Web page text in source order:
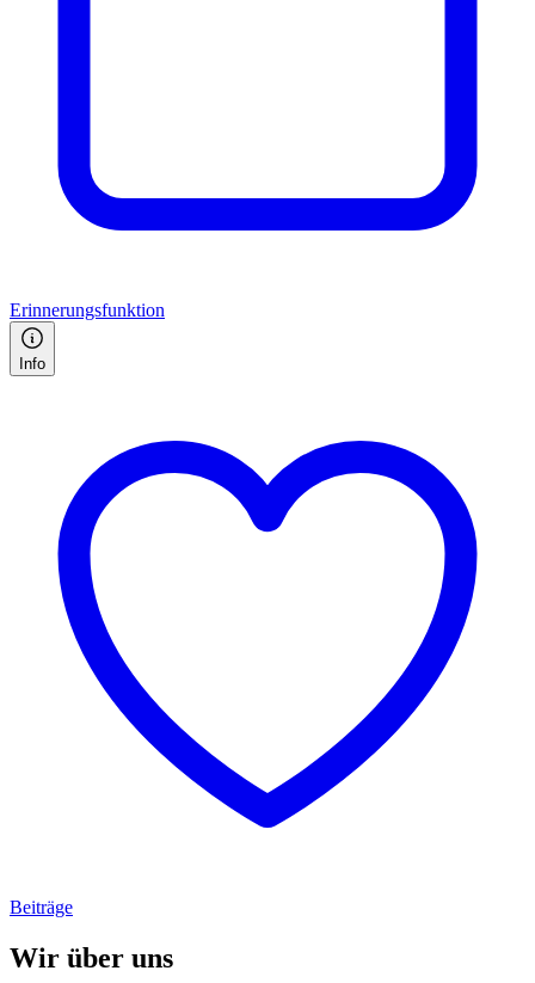
Erinnerungsfunktion
Info
Beiträge
Wir über uns